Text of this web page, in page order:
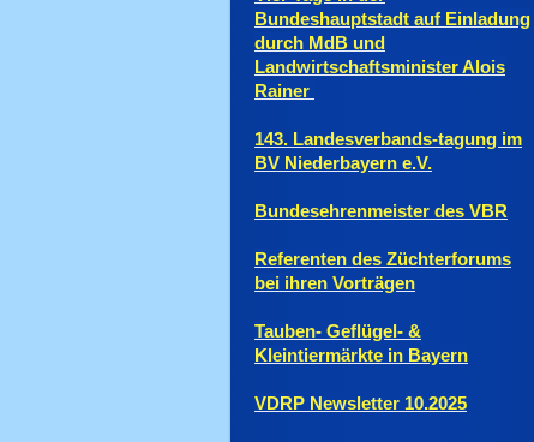
Bundeshauptstadt auf Einladung
durch MdB und
Landwirtschaftsminister Alois
Rainer
143. Landesverbands-tagung im
BV Niederbayern e.V.
Bundesehrenmeister des VBR
Referenten des Züchterforums
bei ihren Vorträgen
Tauben- Geflügel- &
Kleintiermärkte in Bayern
VDRP Newsletter 10.2025